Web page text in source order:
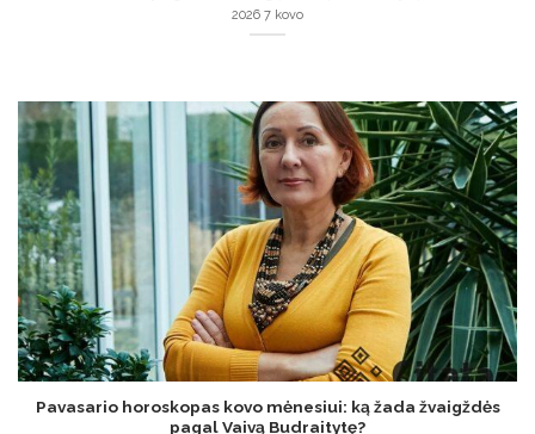
2026 7 kovo
Pavasario horoskopas kovo mėnesiui: ką žada žvaigždės
pagal Vaivą Budraitytę?